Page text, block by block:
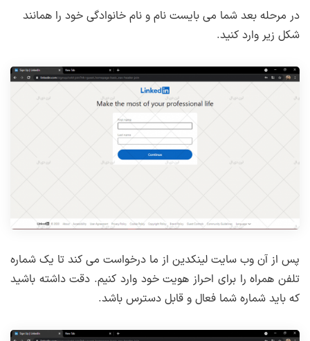
در مرحله بعد شما می بایست نام و نام خانوادگی خود را همانند
شکل زیر وارد کنید.
پس از آن وب سایت لینکدین از ما درخواست می کند تا یک شماره
تلفن همراه را برای احراز هویت خود وارد کنیم. دقت داشته باشید
که باید شماره شما فعال و قابل دسترس باشد.